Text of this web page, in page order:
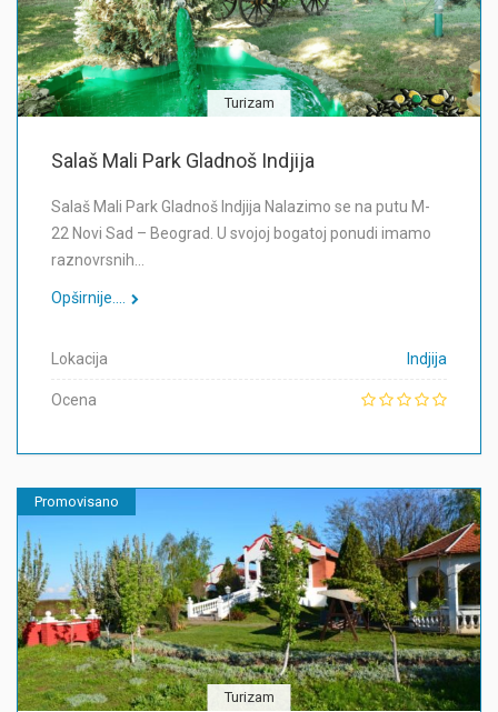
Turizam
Salaš Mali Park Gladnoš Indjija
Salaš Mali Park Gladnoš Indjija Nalazimo se na putu M-
22 Novi Sad – Beograd. U svojoj bogatoj ponudi imamo
raznovrsnih…
Opširnije....
Lokacija Indjija
Ocena
Promovisano
Turizam